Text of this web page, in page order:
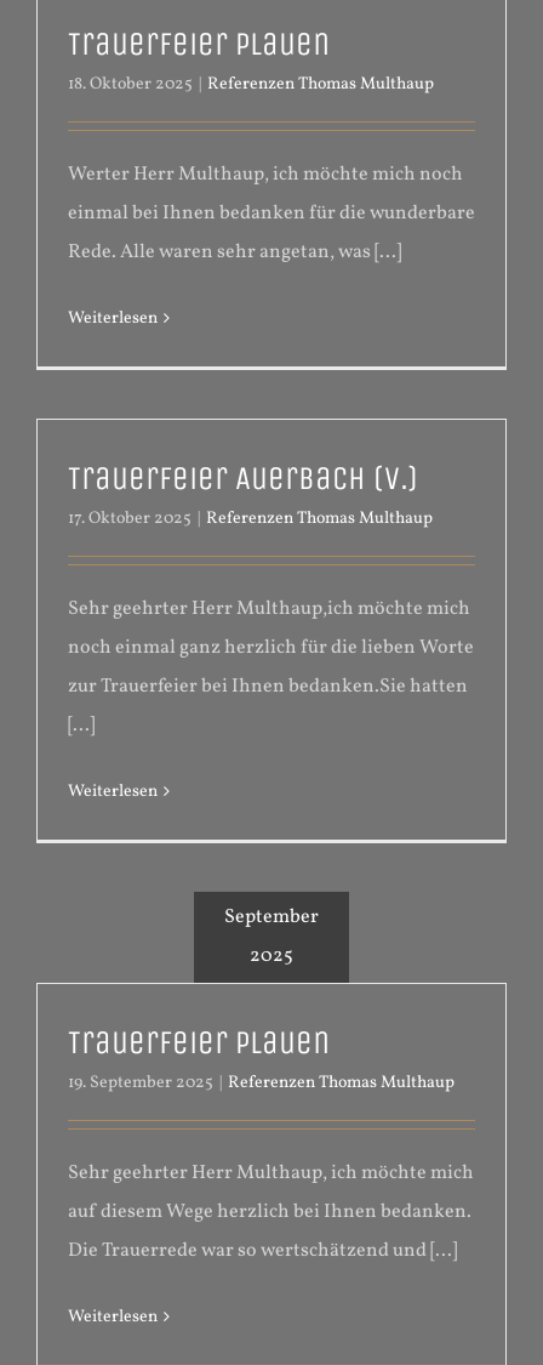
Trauerfeier Plauen
18. Oktober 2025 | Referenzen Thomas Multhaup
Werter Herr Multhaup, ich möchte mich noch
einmal bei Ihnen bedanken für die wunderbare
Rede. Alle waren sehr angetan, was [...]
Weiterlesen
Trauerfeier Auerbach (V.)
17. Oktober 2025 | Referenzen Thomas Multhaup
Sehr geehrter Herr Multhaup,ich möchte mich
noch einmal ganz herzlich für die lieben Worte
zur Trauerfeier bei Ihnen bedanken.Sie hatten
[...]
Weiterlesen
September
2025
Trauerfeier Plauen
19. September 2025 | Referenzen Thomas Multhaup
Sehr geehrter Herr Multhaup, ich möchte mich
auf diesem Wege herzlich bei Ihnen bedanken.
Die Trauerrede war so wertschätzend und [...]
Weiterlesen